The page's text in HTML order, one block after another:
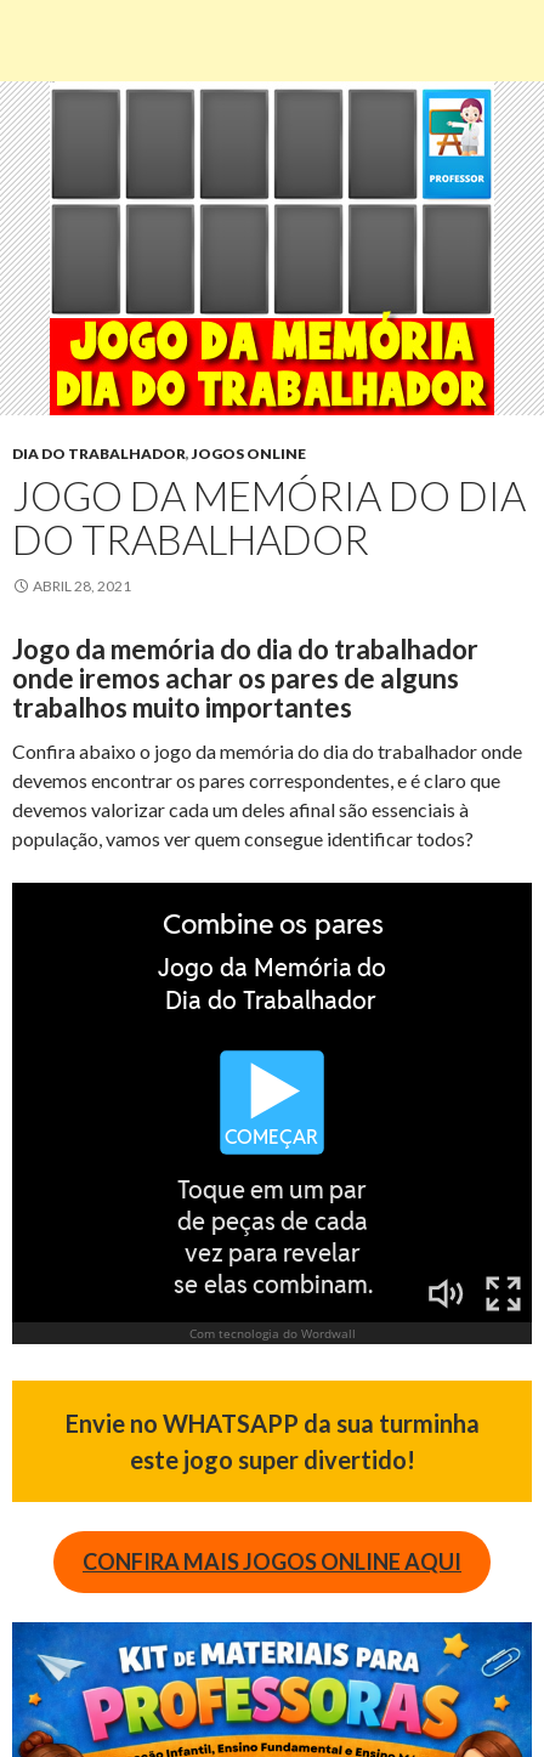
DIA DO TRABALHADOR,JOGOS ONLINE
JOGO DA MEMÓRIA DO DIA
DO TRABALHADOR
ABRIL 28, 2021
Jogo da memória do dia do trabalhador
onde iremos achar os pares de alguns
trabalhos muito importantes
Confira abaixo o jogo da memória do dia do trabalhador onde
devemos encontrar os pares correspondentes, e é claro que
devemos valorizar cada um deles afinal são essenciais à
população, vamos ver quem consegue identificar todos?
Envie no WHATSAPP da sua turminha
este jogo super divertido!
CONFIRA MAIS JOGOS ONLINE AQUI